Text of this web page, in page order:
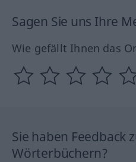
Sagen Sie uns Ihre
Wie gefällt Ihnen das
Sie haben Feedback
Wörterbüchern?